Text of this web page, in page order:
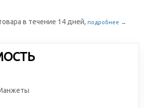
в течение 14 дней, подробнее →